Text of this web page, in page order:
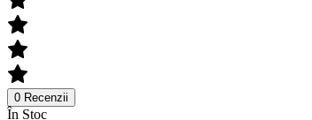
0 Recenzii
În Stoc